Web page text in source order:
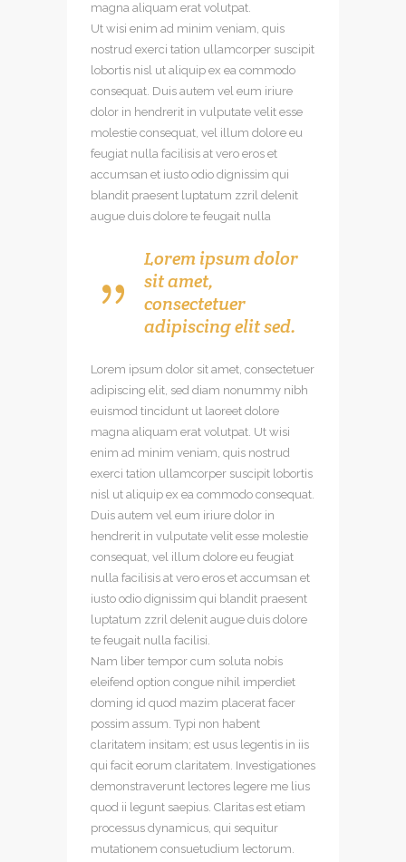
magna aliquam erat volutpat.
Ut wisi enim ad minim veniam, quis
nostrud exerci tation ullamcorper suscipit
lobortis nisl ut aliquip ex ea commodo
consequat. Duis autem vel eum iriure
dolor in hendrerit in vulputate velit esse
molestie consequat, vel illum dolore eu
feugiat nulla facilisis at vero eros et
accumsan et iusto odio dignissim qui
blandit praesent luptatum zzril delenit
augue duis dolore te feugait nulla
Lorem ipsum dolor
sit amet,
consectetuer
adipiscing elit sed.
Lorem ipsum dolor sit amet, consectetuer
adipiscing elit, sed diam nonummy nibh
euismod tincidunt ut laoreet dolore
magna aliquam erat volutpat. Ut wisi
enim ad minim veniam, quis nostrud
exerci tation ullamcorper suscipit lobortis
nisl ut aliquip ex ea commodo consequat.
Duis autem vel eum iriure dolor in
hendrerit in vulputate velit esse molestie
consequat, vel illum dolore eu feugiat
nulla facilisis at vero eros et accumsan et
iusto odio dignissim qui blandit praesent
luptatum zzril delenit augue duis dolore
te feugait nulla facilisi.
Nam liber tempor cum soluta nobis
eleifend option congue nihil imperdiet
doming id quod mazim placerat facer
possim assum. Typi non habent
claritatem insitam; est usus legentis in iis
qui facit eorum claritatem. Investigationes
demonstraverunt lectores legere me lius
quod ii legunt saepius. Claritas est etiam
processus dynamicus, qui sequitur
mutationem consuetudium lectorum.